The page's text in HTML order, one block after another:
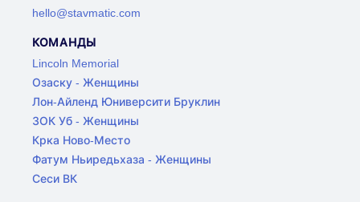
hello@stavmatic.com
КОМАНДЫ
Lincoln Memorial
Озаску - Женщины
Лон-Айленд Юниверсити Бруклин
ЗОК Уб - Женщины
Крка Ново-Место
Фатум Ньиредьхаза - Женщины
Сеси ВК